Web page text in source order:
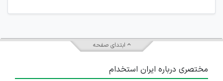
ابتدای صفحه
مختصری درباره ایران استخدام